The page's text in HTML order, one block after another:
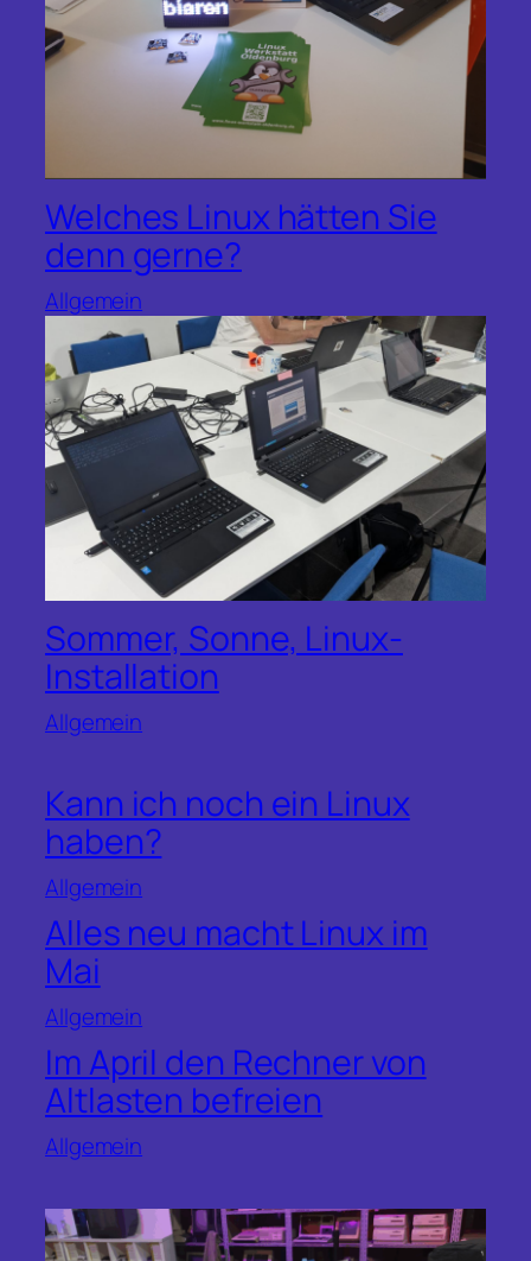
Welches Linux hätten Sie
denn gerne?
Allgemein
Sommer, Sonne, Linux-
Installation
Allgemein
Kann ich noch ein Linux
haben?
Allgemein
Alles neu macht Linux im
Mai
Allgemein
Im April den Rechner von
Altlasten befreien
Allgemein